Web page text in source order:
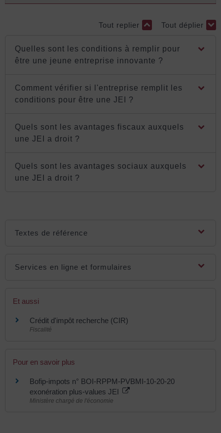
Tout replier Tout déplier
Quelles sont les conditions à remplir pour
être une jeune entreprise innovante ?
Comment vérifier si l'entreprise remplit les
conditions pour être une JEI ?
Quels sont les avantages fiscaux auxquels
une JEI a droit ?
Quels sont les avantages sociaux auxquels
une JEI a droit ?
Textes de référence
Services en ligne et formulaires
Et aussi
Crédit d'impôt recherche (CIR)
Fiscalité
Pour en savoir plus
Bofip-impots n° BOI-RPPM-PVBMI-10-20-20
exonération plus-values JEI
Ministère chargé de l'économie